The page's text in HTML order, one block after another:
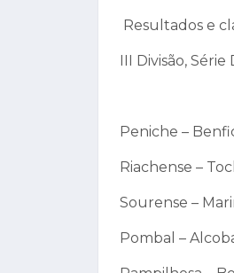
Resultados e
III Divisão, Série
Peniche –
Riachense –
Sourense –
Pombal –